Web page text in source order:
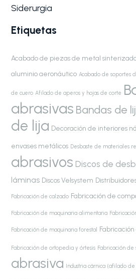
Siderurgia
Etiquetas
Acabado de piezas de metal
aluminio aeronáutico Acabado de soportes
de cuero Afilado de aperos y hojas de corte
abrasivas Bandas de
de lija Decoración de interiores
envases metálicos Desbaste de materiales
abrasivos Discos de
láminas Discos Velsystem
Fabricación de calzado Fabricación de
Fabricación de maquinaria alimentaria
Fabricación de maquinaria forestal
Fabricación de ortopedia y órtesis Fabricación
abrasiva
Industria cárnica (afilado de